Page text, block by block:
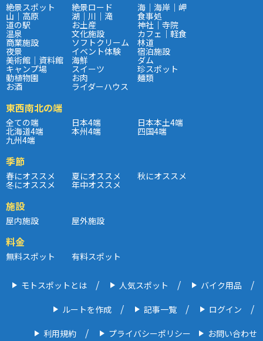
絶景スポット 絶景ロード 海｜海岸｜岬
山｜高原 湖｜川｜滝 食事処
道の駅 お土産 神社｜寺院
温泉 文化施設 カフェ｜軽食
商業施設 ソフトクリーム 林道
夜景 イベント体験 宿泊施設
美術館｜資料館 海鮮 ダム
キャンプ場 スイーツ 珍スポット
動植物園 お肉 麺類
お酒 ライダーハウス
東西南北の端
全ての端 日本4端 日本本土4端
北海道4端 本州4端 四国4端
九州4端
季節
春にオススメ 夏にオススメ 秋にオススメ
冬にオススメ 年中オススメ
施設
屋内施設 屋外施設
料金
無料スポット 有料スポット
モトスポットとは 人気スポット バイク用品
ルートを作成 記事一覧 ログイン
利用規約 プライバシーポリシー お問い合わせ